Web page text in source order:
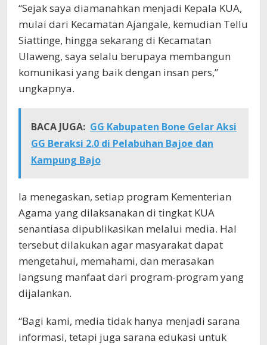
“Sejak saya diamanahkan menjadi Kepala KUA,
mulai dari Kecamatan Ajangale, kemudian Tellu
Siattinge, hingga sekarang di Kecamatan
Ulaweng, saya selalu berupaya membangun
komunikasi yang baik dengan insan pers,”
ungkapnya.
BACA JUGA: GG Kabupaten Bone Gelar Aksi
GG Beraksi 2.0 di Pelabuhan Bajoe dan
Kampung Bajo
Ia menegaskan, setiap program Kementerian
Agama yang dilaksanakan di tingkat KUA
senantiasa dipublikasikan melalui media. Hal
tersebut dilakukan agar masyarakat dapat
mengetahui, memahami, dan merasakan
langsung manfaat dari program-program yang
dijalankan.
“Bagi kami, media tidak hanya menjadi sarana
informasi, tetapi juga sarana edukasi untuk